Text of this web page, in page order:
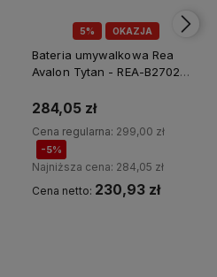
5% OKAZJA
Bateria umywalkowa Rea
Avalon Tytan - REA-B2702
REA5
284,05 zł
Cena regularna: 299,00 zł
-5%
Najniższa cena: 284,05 zł
Cena netto: 230,93 zł